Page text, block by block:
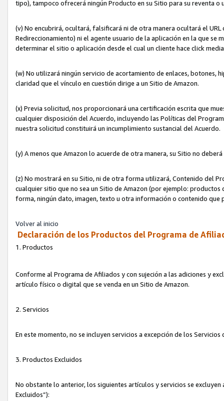
tipo), tampoco ofrecerá ningún Producto en su Sitio para su reventa o
(v) No encubrirá, ocultará, falsificará ni de otra manera ocultará el
Redireccionamiento) ni el agente usuario de la aplicación en la que
determinar el sitio o aplicación desde el cual un cliente hace click
(w) No utilizará ningún servicio de acortamiento de enlaces, botones,
claridad que el vínculo en cuestión dirige a un Sitio de Amazon.
(x) Previa solicitud, nos proporcionará una certificación escrita que
cualquier disposición del Acuerdo, incluyendo las Políticas del
nuestra solicitud constituirá un incumplimiento sustancial del Acuerdo.
(y) A menos que Amazon lo acuerde de otra manera, su Sitio no
(z) No mostrará en su Sitio, ni de otra forma utilizará, Contenido del
cualquier sitio que no sea un Sitio de Amazon (por ejemplo:
forma, ningún dato, imagen, texto u otra información o contenido
Volver al inicio
Declaración de los Productos del Programa de
1. Productos
Conforme al Programa de Afiliados y con sujeción a las adiciones y
artículo físico o digital que se venda en un Sitio de Amazon.
2. Servicios
En este momento, no se incluyen servicios a excepción de los
3. Productos Excluidos
No obstante lo anterior, los siguientes artículos y servicios se
Excluidos”):